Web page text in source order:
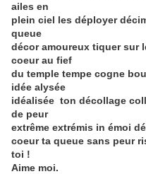
ailes en
plein ciel les déployer
queue
décor amoureux tiquer sur
coeur au fief
du temple tempe cogne
idée alysée
idéalisée ton décollage
de peur
extrême extrémis in émoi
coeur ta queue sans peur
toi !
Aime moi.